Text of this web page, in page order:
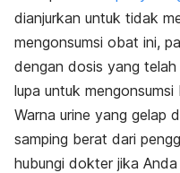
dianjurkan untuk tidak
mengonsumsi obat ini,
dengan dosis yang
lupa untuk
Warna urine yang gelap
samping berat dari
hubungi dokter jika